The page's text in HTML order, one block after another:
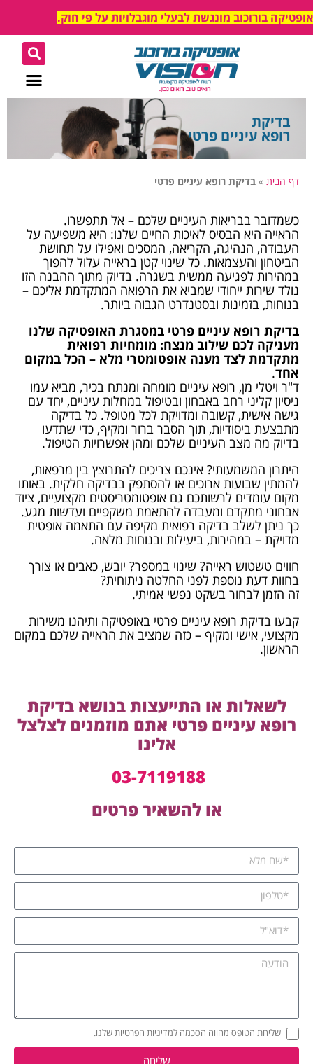
אופטיקה בורוכוב מונגשת לבעלי מוגבלויות על פי חוק.
בדיקת
רופא עיניים פרטי
דף הבית » בדיקת רופא עיניים פרטי
כשמדובר בבריאות העיניים שלכם – אל תתפשרו.
הראייה היא הבסיס לאיכות החיים שלנו: היא משפיעה על
העבודה, הנהיגה, הקריאה, המסכים ואפילו על תחושת
הביטחון והעצמאות. כל שינוי קטן בראייה עלול להפוך
במהירות לפגיעה ממשית בשגרה. בדיוק מתוך ההבנה הזו
נולד שירות ייחודי שמביא את הרפואה המתקדמת אליכם –
בנוחות, בזמינות ובסטנדרט הגבוה ביותר.
בדיקת רופא עיניים פרטי במסגרת האופטיקה שלנו
מעניקה לכם שילוב מנצח: מומחיות רפואית
מתקדמת לצד מענה אופטומטרי מלא – הכל במקום
אחד.
ד"ר ויטלי מן, רופא עיניים מומחה ומנתח בכיר, מביא עמו
ניסיון קליני רחב באבחון ובטיפול במחלות עיניים, יחד עם
גישה אישית, קשובה ומדויקת לכל מטופל. כל בדיקה
מתבצעת ביסודיות, תוך הסבר ברור ומקיף, כדי שתדעו
בדיוק מה מצב העיניים שלכם ומהן אפשרויות הטיפול.
היתרון המשמעותי? אינכם צריכים להתרוצץ בין מרפאות,
להמתין שבועות ארוכים או להסתפק בבדיקה חלקית. באותו
מקום עומדים לרשותכם גם אופטומטריסטים מקצועיים, ציוד
אבחוני מתקדם ומעבדה להתאמת משקפיים ועדשות מגע.
כך ניתן לשלב בדיקה רפואית מקיפה עם התאמה אופטית
מדויקת – במהירות, ביעילות ובנוחות מלאה.
חווים טשטוש ראייה? שינוי במספר? יובש, כאבים או צורך
בחוות דעת נוספת לפני החלטה ניתוחית?
זה הזמן לבחור בשקט נפשי אמיתי.
קבעו בדיקת רופא עיניים פרטי באופטיקה ותיהנו משירות
מקצועי, אישי ומקיף – כזה שמציב את הראייה שלכם במקום
הראשון.
לשאלות או התייעצות בנושא בדיקת
רופא עיניים פרטי אתם מוזמנים לצלצל
אלינו
03-7119188
או להשאיר פרטים
שליחת הטופס מהווה הסכמה למדיניות הפרטיות שלנו.
שליחה